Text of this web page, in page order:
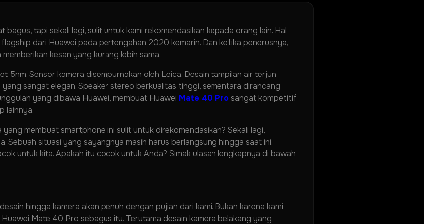
tapi sekali lagi, sulit untuk kami rekomendasikan kepada orang lain. Hal
dari Huawei pada pertengahan 2020 kemarin. Dan ketika penerusnya,
kesan yang kurang lebih sama.
5nm. Sensor kamera disempurnakan oleh Leica. Desain tampilan air terjun
sangat elegan. Speaker stereo berkualitas tinggi, sementara dirancang
yang dibawa Huawei, membuat Huawei Mate 40 Pro sangat kompetitif
lainnya.
membuat smartphone ini sulit untuk direkomendasikan? Sekali lagi,
Sebuah situasi yang sayangnya masih harus berlangsung hingga saat ini.
untuk kita. Apakah itu cocok untuk Anda? Simak ulasan lengkapnya di bawah
hingga kamera akan penuh dengan pujian dari kami. Bukan karena kami
Mate 40 Pro sebagus itu. Terutama desain kamera belakang yang